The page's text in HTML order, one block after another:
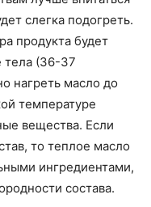
слегка подогреть.
продукта будет
тела (36-37
нагреть масло до
температуре
вещества. Если
то теплое масло
ингредиентами,
состава.